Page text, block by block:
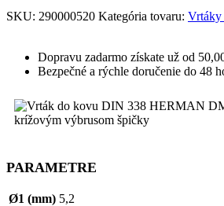
SKU: 290000520 Kategória tovaru: Vrtáky
Dopravu zadarmo získate už od
Bezpečné a rýchle doručenie do 48
PARAMETRE
Ø1 (mm) 5,2